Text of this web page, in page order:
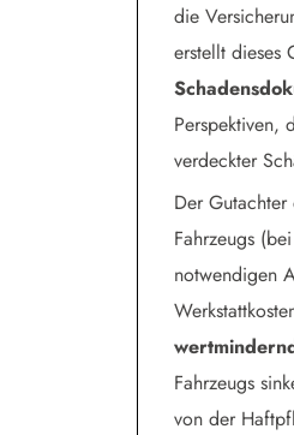
die
erstellt dieses
Perspektiven,
verdeckter
Der
Fahrzeugs
notwendigen
Fahrzeugs
von der